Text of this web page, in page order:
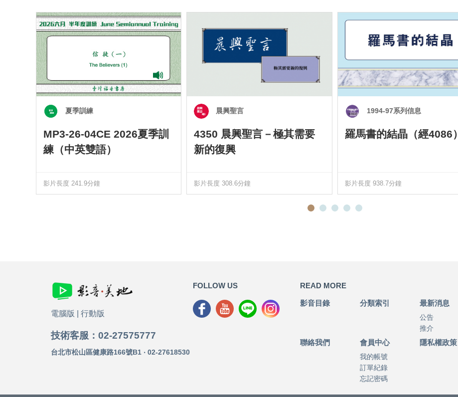
夏季訓練
MP3-26-04CE 2026夏季訓
練（中英雙語）
影片長度 241.9分鐘
晨興聖言
4350 晨興聖言－極其需要
新的復興
影片長度 308.6分鐘
1994-97系列信息
羅馬書的結晶（經4086）
影片長度 938.7分鐘
FOLLOW US READ MORE
影音目錄 分類索引 最新消息
公告
推介
聯絡我們 會員中心
我的帳號
訂單紀錄
忘記密碼
隱私權政策
電腦版 行動版
技術客服：02-27575777
台北市松山區健康路166號B1 ‧ 02-27618530